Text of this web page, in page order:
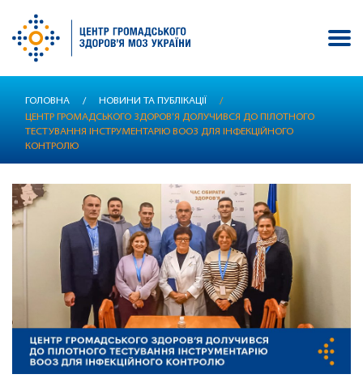
основного
вмісту
ГОЛОВНА / НОВИНИ ТА ПУБЛІКАЦІЇ
/
ЦЕНТР ГРОМАДСЬКОГО ЗДОРОВ’Я ДОЛУЧИВСЯ ДО ПІЛОТНОГО
ТЕСТУВАННЯ ІНСТРУМЕНТАРІЮ ВООЗ ДЛЯ ІНФЕКЦІЙНОГО
КОНТРОЛЮ